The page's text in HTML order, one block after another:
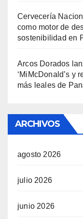
Cervecería
como motor de
sostenibilidad en
Arcos Dorados
‘MiMcDonald’s y
más leales de
ARCHIVOS
agosto 2026
julio 2026
junio 2026